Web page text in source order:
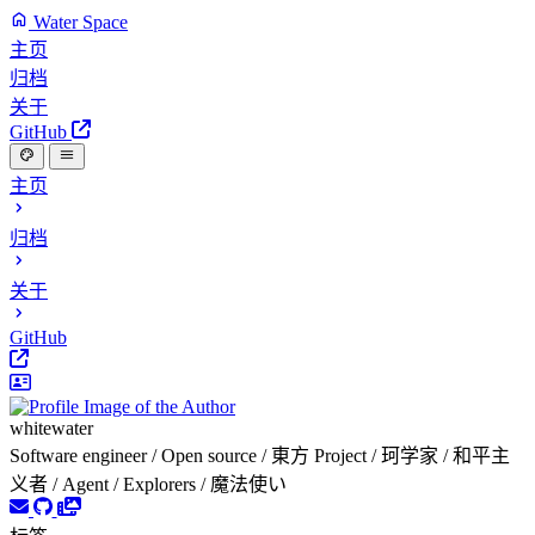
Water Space
主页
归档
关于
GitHub
主页
归档
关于
GitHub
whitewater
Software engineer / Open source / 東方 Project / 珂学家 / 和平主
义者 / Agent / Explorers / 魔法使い